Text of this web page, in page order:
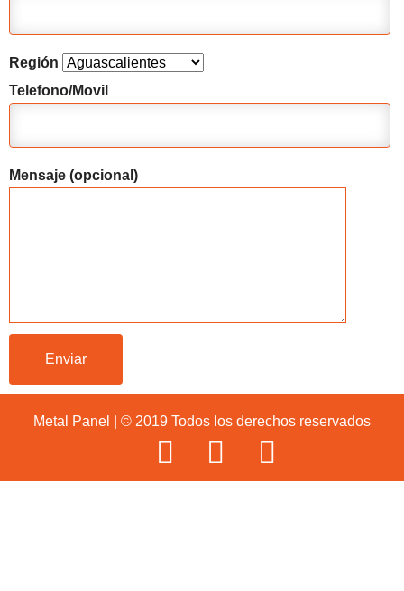
Región
Telefono/Movil
Mensaje (opcional)
Metal Panel | © 2019 Todos los derechos reservados